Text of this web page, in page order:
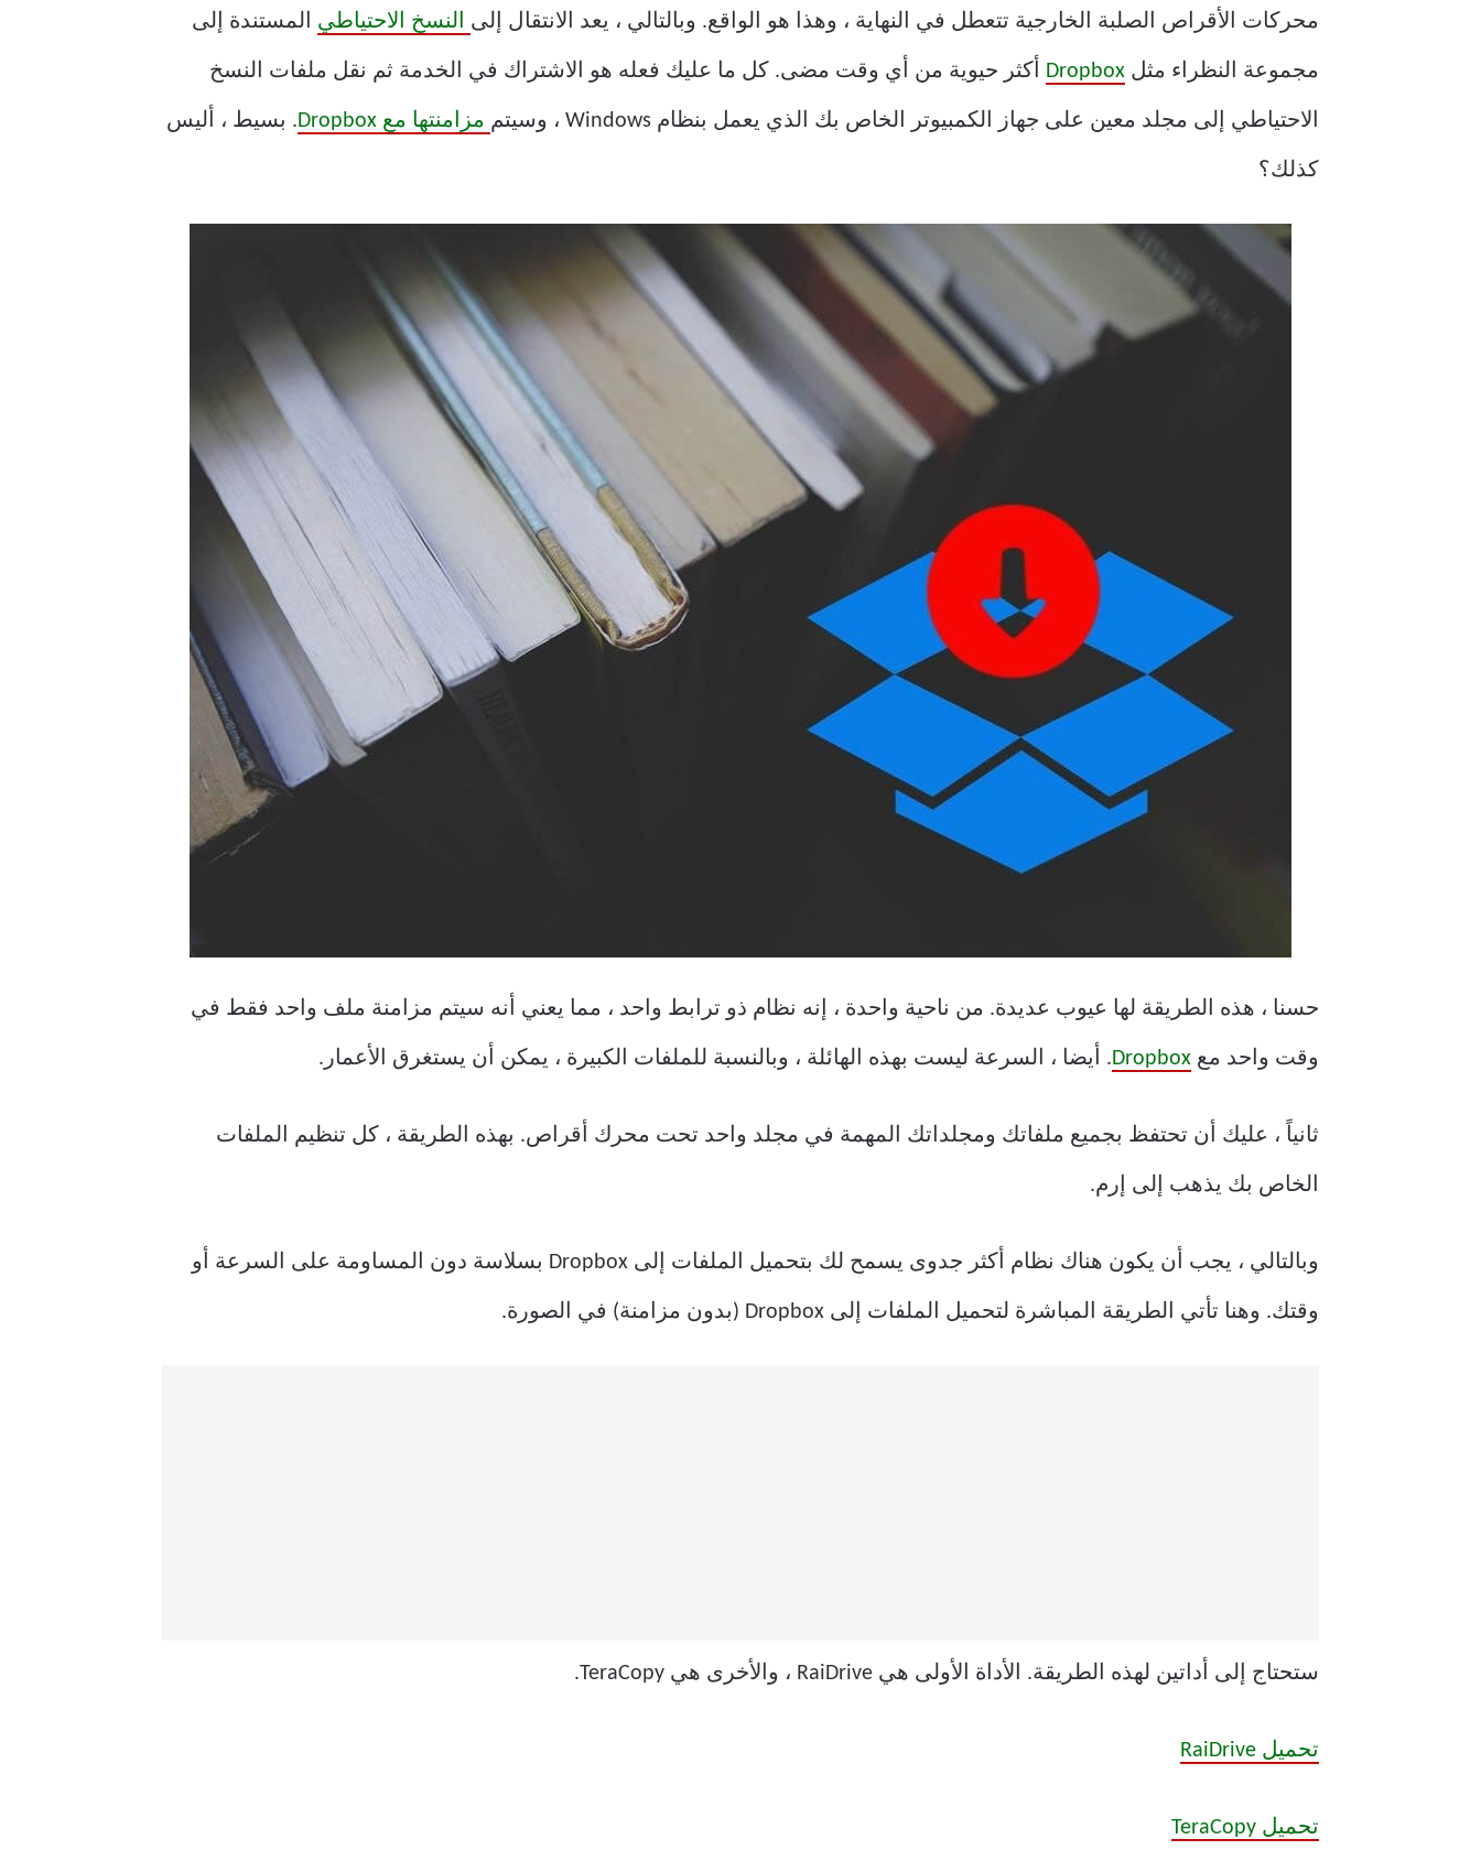
محركات الأقراص الصلبة الخارجية تتعطل في النهاية ، وهذا هو الواقع. وبالتالي ، يعد الانتقال إلى النسخ الاحتياطي المستندة إلى
مجموعة النظراء مثل Dropbox أكثر حيوية من أي وقت مضى. كل ما عليك فعله هو الاشتراك في الخدمة ثم نقل ملفات النسخ
الاحتياطي إلى مجلد معين على جهاز الكمبيوتر الخاص بك الذي يعمل بنظام Windows ، وسيتم مزامنتها مع Dropbox . بسيط ، أليس
كذلك؟
حسنا ، هذه الطريقة لها عيوب عديدة. من ناحية واحدة ، إنه نظام ذو ترابط واحد ، مما يعني أنه سيتم مزامنة ملف واحد فقط في
وقت واحد مع Dropbox. أيضا ، السرعة ليست بهذه الهائلة ، وبالنسبة للملفات الكبيرة ، يمكن أن يستغرق الأعمار.
ثانياً ، عليك أن تحتفظ بجميع ملفاتك ومجلداتك المهمة في مجلد واحد تحت محرك أقراص. بهذه الطريقة ، كل تنظيم الملفات
الخاص بك يذهب إلى إرم.
وبالتالي ، يجب أن يكون هناك نظام أكثر جدوى يسمح لك بتحميل الملفات إلى Dropbox بسلاسة دون المساومة على السرعة أو
وقتك. وهنا تأتي الطريقة المباشرة لتحميل الملفات إلى Dropbox (بدون مزامنة) في الصورة.
ستحتاج إلى أداتين لهذه الطريقة. الأداة الأولى هي RaiDrive ، والأخرى هي TeraCopy.
تحميل RaiDrive
تحميل TeraCopy